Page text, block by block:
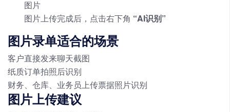
图片
图片上传完成后，点击右下角 “AI识别”
图片录单适合的场景
客户直接发来聊天截图
纸质订单拍照后识别
财务、仓库、业务员上传票据照片识别
图片上传建议